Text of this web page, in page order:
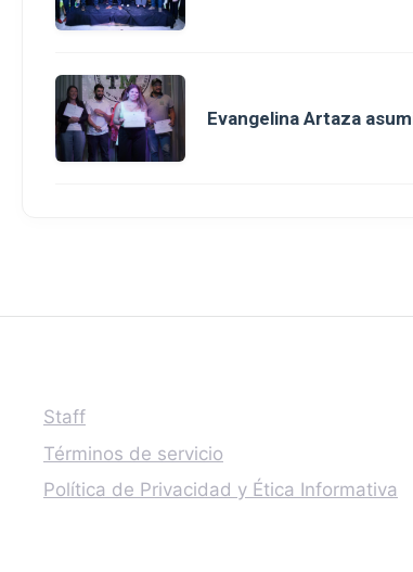
Evangelina Artaza
Staff
Términos de servicio
Política de Privacidad y Ética Informativa